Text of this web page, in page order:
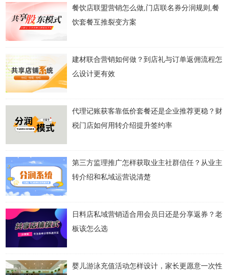
餐饮店联盟营销怎么做,门店联名券分润规则,餐
饮套餐互推裂变方案
建材联合营销如何做？到店礼与订单返佣流程怎
么设计更有效
代理记账获客靠低价套餐还是企业推荐更稳？财
税门店如何用转介绍提升签约率
第三方监理推广怎样获取业主社群信任？从业主
转介绍和私域运营说清楚
日料店私域营销适合用会员日还是分享返券？老
板该怎么选
婴儿游泳充值活动怎样设计，家长更愿意一次性